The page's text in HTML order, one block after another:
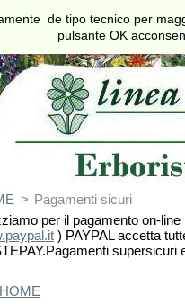
Valuta
> Pagamenti sicuri
per il pagamento on-
) PAYPAL accetta
supersicuri
HOME
de tipo tecnico per
pulsante OK